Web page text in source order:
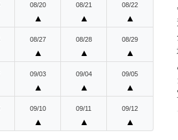
08/20
▲
08/21
▲
08/22
▲
08/27
▲
08/28
▲
08/29
▲
09/03
▲
09/04
▲
09/05
▲
09/10
▲
09/11
▲
09/12
▲